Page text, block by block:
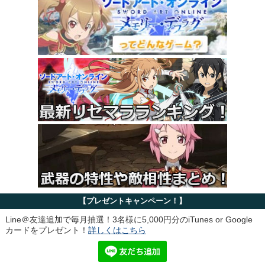
【プレゼントキャンペーン！】
Line＠友達追加で毎月抽選！3名様に5,000円分のiTunes or Google
カードをプレゼント！ 詳しくはこちら